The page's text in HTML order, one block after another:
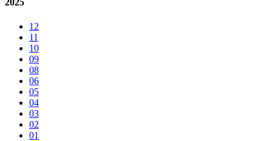
2025
12
11
10
09
08
06
05
04
03
02
01